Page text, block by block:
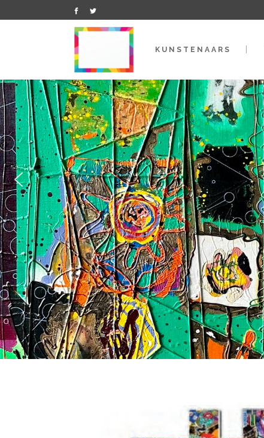
KUNSTENAARS